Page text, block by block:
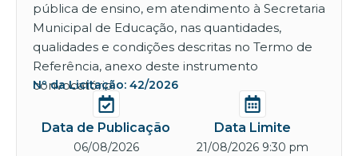
pública de ensino, em atendimento à Secretaria
Municipal de Educação, nas quantidades,
qualidades e condições descritas no Termo de
Referência, anexo deste instrumento
convocatório.
Nº da Licitação: 42/2026
Data de Publicação
06/08/2026
Data Limite
21/08/2026 9:30 pm